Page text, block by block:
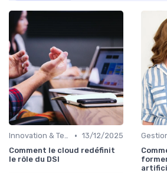
Innovation & Tendances • 13/12/2025
Comment le cloud redéfinit
le rôle du DSI